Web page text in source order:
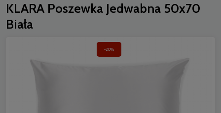
KLARA Poszewka Jedwabna 50x70
Biała
-20%